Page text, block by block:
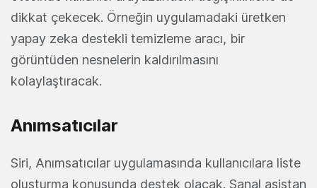
dikkat çekecek. Örneğin uygulamadaki üretken
yapay zeka destekli temizleme aracı, bir
görüntüden nesnelerin kaldırılmasını
kolaylaştıracak.
Anımsatıcılar
Siri, Anımsatıcılar uygulamasında kullanıcılara liste
oluşturma konusunda destek olacak. Sanal asistan